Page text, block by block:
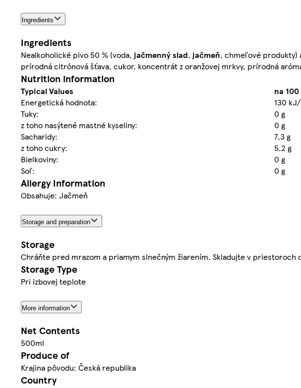
Ingredients
Ingredients
Nealkoholické pivo 50 % (voda, jačmenný slad, jačmeň, chmeľové produkty)
prírodná citrónová šťava, cukor, koncentrát z oranžovej mrkvy, prírodná
Nutrition information
Typical Values
na
Energetická hodnota:
130
Tuky:
0 g
z toho nasýtené mastné kyseliny:
0 g
Sacharidy:
7,3 g
z toho cukry:
5,2 g
Bielkoviny:
0 g
Soľ:
0 g
Allergy Information
Obsahuje: Jačmeň
Storage and preparation
Storage
Chráňte pred mrazom a priamym slnečným žiarením. Skladujte v priestoroch
Storage Type
Pri izbovej teplote
More information
Net Contents
500ml
Produce of
Krajina pôvodu: Česká republika
Country